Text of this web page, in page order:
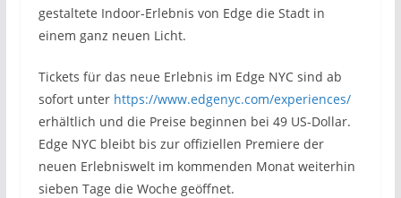
gestaltete Indoor-Erlebnis von Edge die Stadt in
einem ganz neuen Licht.
Tickets für das neue Erlebnis im Edge NYC sind ab
sofort unter https://www.edgenyc.com/experiences/
erhältlich und die Preise beginnen bei 49 US-Dollar.
Edge NYC bleibt bis zur offiziellen Premiere der
neuen Erlebniswelt im kommenden Monat weiterhin
sieben Tage die Woche geöffnet.